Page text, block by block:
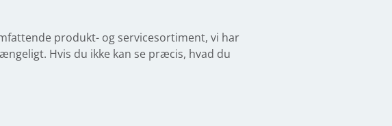
produkt- og servicesortiment, vi har
Hvis du ikke kan se præcis, hvad du